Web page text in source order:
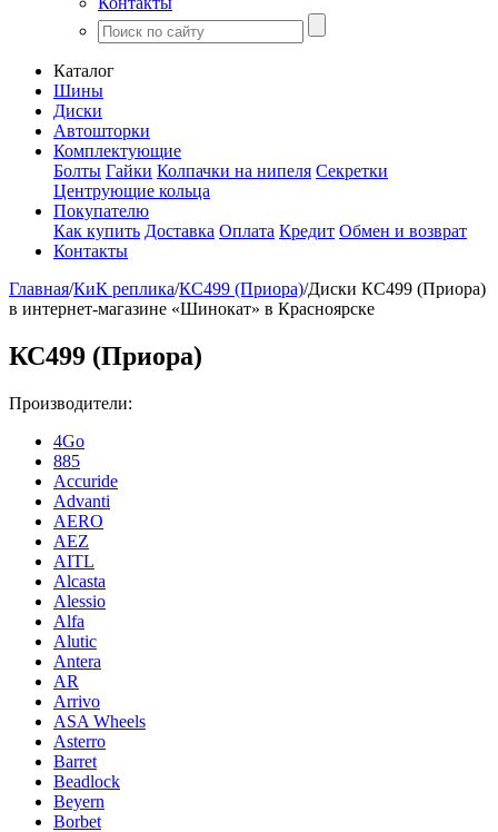
Каталог
Шины
Диски
Автошторки
Комплектующие
Болты Гайки Колпачки на нипеля Секретки
Центрующие кольца
Покупателю
Как купить Доставка Оплата Кредит Обмен и возврат
Контакты
Главная/КиК реплика/КС499 (Приора)/Диски КС499 (Приора)
в интернет-магазине «Шинокат» в Красноярске
КС499 (Приора)
Производители:
4Go
885
Accuride
Advanti
AERO
AEZ
AITL
Alcasta
Alessio
Alfa
Alutic
Antera
AR
Arrivo
ASA Wheels
Asterro
Barret
Beadlock
Beyern
Borbet